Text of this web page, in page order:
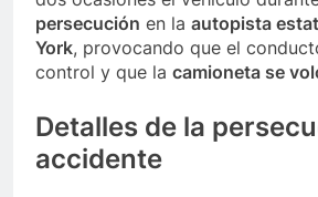
persecución en la autopista
York, provocando que el
control y que la camioneta se
Detalles de la
accidente